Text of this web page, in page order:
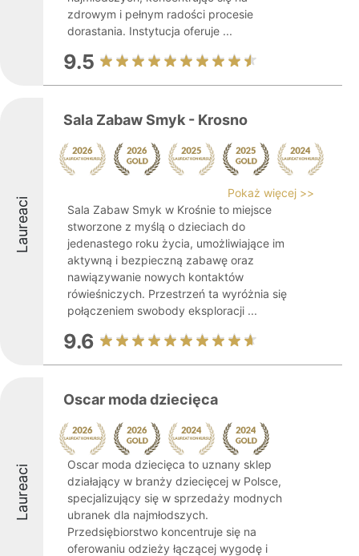
zdrowym i pełnym radości procesie
dorastania. Instytucja oferuje ...
9.5
Laureaci
Sala Zabaw Smyk - Krosno
Pokaż więcej >>
Sala Zabaw Smyk w Krośnie to miejsce
stworzone z myślą o dzieciach do
jedenastego roku życia, umożliwiające im
aktywną i bezpieczną zabawę oraz
nawiązywanie nowych kontaktów
rówieśniczych. Przestrzeń ta wyróżnia się
połączeniem swobody eksploracji ...
9.6
Laureaci
Oscar moda dziecięca
Oscar moda dziecięca to uznany sklep
działający w branży dziecięcej w Polsce,
specjalizujący się w sprzedaży modnych
ubranek dla najmłodszych.
Przedsiębiorstwo koncentruje się na
oferowaniu odzieży łączącej wygodę i